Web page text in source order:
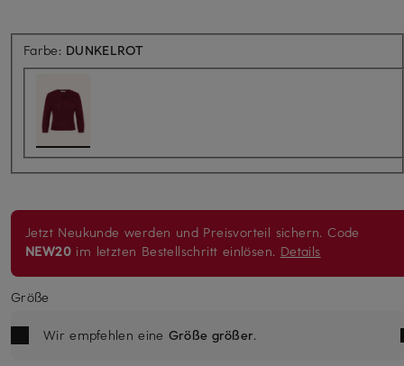
Farbe: DUNKELROT
Jetzt Neukunde werden und Preisvorteil sichern. Code
NEW20 im letzten Bestellschritt einlösen. Details
Größe
Wir empfehlen eine Größe größer.